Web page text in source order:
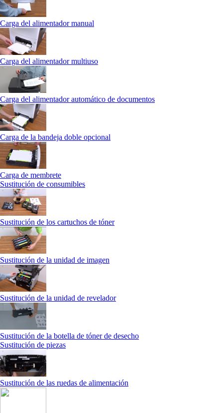
Carga del alimentador manual
Carga del alimentador multiuso
Carga del alimentador automático de documentos
Carga de la bandeja doble opcional
Carga de membrete
Sustitución de consumibles
Sustitución de los cartuchos de tóner
Sustitución de la unidad de imagen
Sustitución de la unidad de revelador
Sustitución de la botella de tóner de desecho
Sustitución de piezas
Sustitución de las ruedas de alimentación